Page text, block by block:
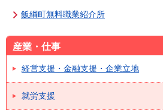
飯綱町無料職業紹介所
産業・仕事
経営支援・金融支援・企業立地
就労支援